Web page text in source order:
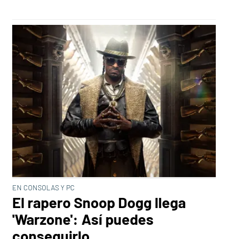
EN CONSOLAS Y PC
El rapero Snoop Dogg llega
'Warzone': Así puedes